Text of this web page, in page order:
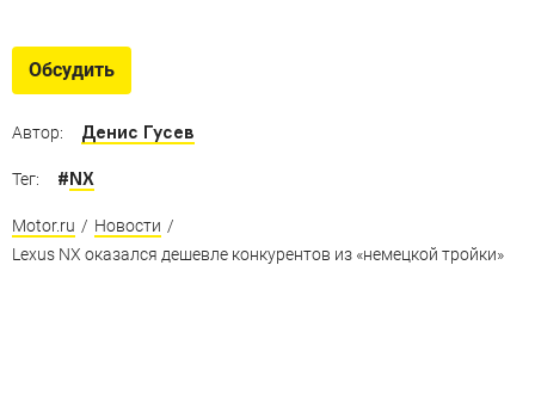
Обсудить
Автор: Денис Гусев
Тег: #NX
Motor.ru / Новости /
Lexus NX оказался дешевле конкурентов из «немецкой тройки»